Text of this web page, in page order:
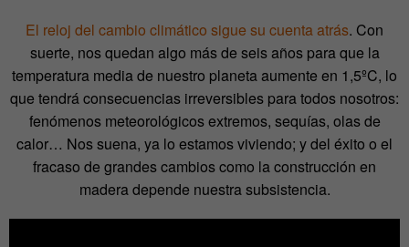
El reloj del cambio climático sigue su cuenta atrás. Con
suerte, nos quedan algo más de seis años para que la
temperatura media de nuestro planeta aumente en 1,5ºC, lo
que tendrá consecuencias irreversibles para todos nosotros:
fenómenos meteorológicos extremos, sequías, olas de
calor… Nos suena, ya lo estamos viviendo; y del éxito o el
fracaso de grandes cambios como la construcción en
madera depende nuestra subsistencia.